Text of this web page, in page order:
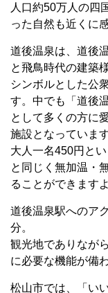
人口約50万人の四
った自然も近くに
道後温泉は、道後
と飛鳥時代の建築
シンボルとした公
す。中でも「道後
として多くの方に
施設となっています
大人一名450円と
と同じく無加温・
ることができますよ
道後温泉駅へのア
分。
観光地でありなが
に必要な機能が備
松山市では、「い